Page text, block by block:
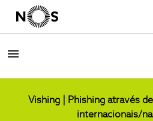
Vishing | Phishing através
internacionais/